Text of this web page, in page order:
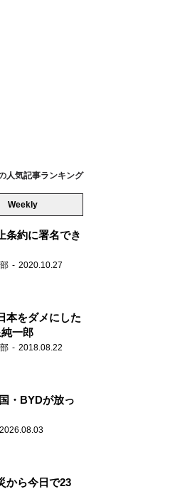
人気記事ランキング
Weekly
条約に署名でき
2020.10.27
本をダメにした
一郎
2018.08.22
・BYDが放っ
2026.08.03
から今日で23